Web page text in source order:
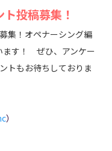
投稿募集！
集！オペナーシング編
ます！ ぜひ、アンケー
トもお待ちしておりま
）